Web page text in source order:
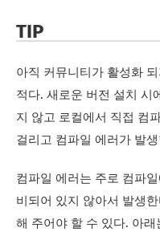
TIP
아직 커뮤니티가 활성화
적다. 새로운 버전 설치
지 않고 로컬에서 직접 컴
걸리고 컴파일 에러가 발
컴파일 에러는 주로 컴파
비되어 있지 않아서 발생
해 주어야 할 수 있다. 아